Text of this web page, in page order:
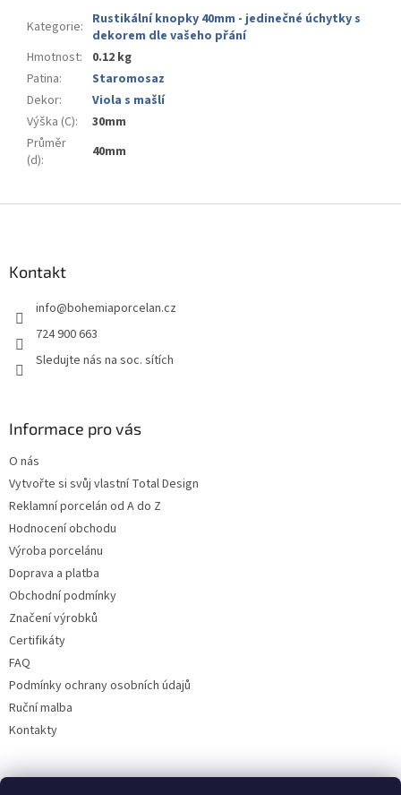
Kategorie: Rustikální knopky 40mm - jedinečné úchytky s
dekorem dle vašeho přání
Hmotnost:
0.12 kg
Patina:
Staromosaz
Dekor:
Viola s mašlí
Výška (C):
30mm
Průměr
(d): 40mm
Kontakt
info@bohemiaporcelan.cz
724 900 663
Sledujte nás na soc. sítích
Informace pro vás
O nás
Vytvořte si svůj vlastní Total Design
Reklamní porcelán od A do Z
Hodnocení obchodu
Výroba porcelánu
Doprava a platba
Obchodní podmínky
Značení výrobků
Certifikáty
FAQ
Podmínky ochrany osobních údajů
Ruční malba
Kontakty